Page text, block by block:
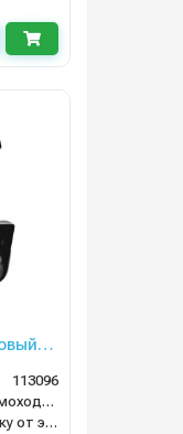
113096
колёсный несамоходный
Через розетку от электросети